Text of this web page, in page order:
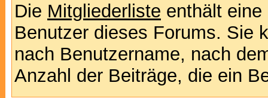
Die Mitgliederliste enthält
Benutzer dieses Forums. Sie
nach Benutzername, nach
Anzahl der Beiträge, die ein